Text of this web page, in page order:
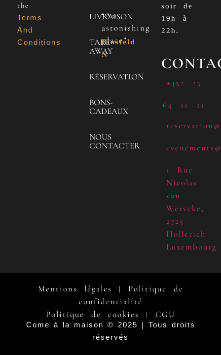
the
Terms
And
Conditions
LIVRAISON
TAKE
AWAY
RÉSERVATION
BONS-
CADEAUX
NOUS
CONTACTER
“An
astonishing
place”
Binsfeld
N
soir de
19h à
22h.
+352 23
64 11 21
1 Rue
Nicolas
van
Werveke,
2725
Hollerich
Luxembourg
Mentions légales | Politique de
confidentialité
Politique de cookies
| CGU
Come à la maison © 2025 | Tous droits
réservés